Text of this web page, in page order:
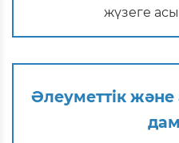
жүзеге
Әлеуметтік